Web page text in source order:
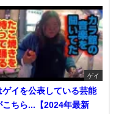
ゲイ
ゲイを公表している芸能
こちら...【2024年最新